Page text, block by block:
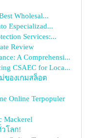
Wholesal...
Especializad...
Services:...
Review
A Comprehensi...
CSAEC for Loca...
ของเกมสล็อต
Online Terpopuler
Mackerel
โลก!